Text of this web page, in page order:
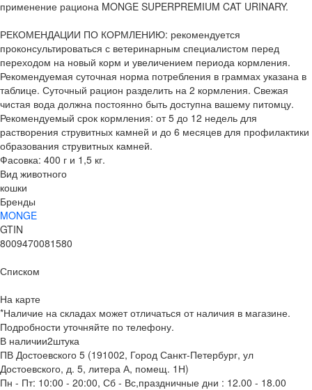
применение рациона MONGE SUPERPREMIUM CAT URINARY.
РЕКОМЕНДАЦИИ ПО КОРМЛЕНИЮ: рекомендуется
проконсультироваться с ветеринарным специалистом перед
переходом на новый корм и увеличением периода кормления.
Рекомендуемая суточная норма потребления в граммах указана в
таблице. Суточный рацион разделить на 2 кормления. Свежая
чистая вода должна постоянно быть доступна вашему питомцу.
Рекомендуемый срок кормления: от 5 до 12 недель для
растворения струвитных камней и до 6 месяцев для профилактики
образования струвитных камней.
Фасовка: 400 г и 1,5 кг.
Вид животного
кошки
Бренды
MONGE
GTIN
8009470081580
Списком
На карте
*Наличие на складах может отличаться от наличия в магазине.
Подробности уточняйте по телефону.
В наличии2штука
ПВ Достоевского 5 (191002, Город Санкт-Петербург, ул
Достоевского, д. 5, литера А, помещ. 1Н)
Пн - Пт: 10:00 - 20:00, Сб - Вс,праздничные дни : 12.00 - 18.00